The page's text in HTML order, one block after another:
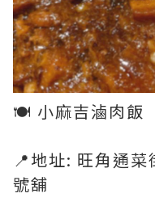
🍽 小麻吉滷肉飯
📍地址: 旺角通
號舖